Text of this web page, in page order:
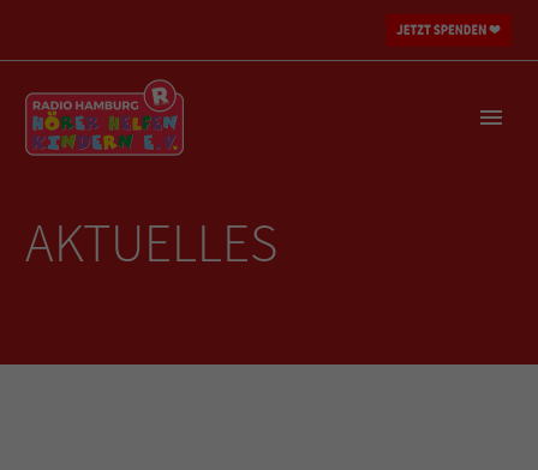
AKTUELLES